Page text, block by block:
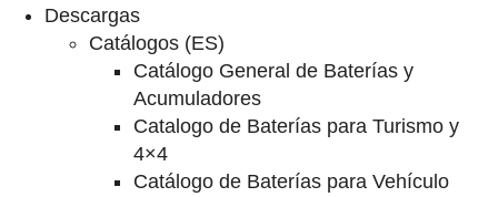
Descargas
Catálogos (ES)
Catálogo General de Baterías y
Acumuladores
Catalogo de Baterías para Turismo y
4×4
Catálogo de Baterías para Vehículo